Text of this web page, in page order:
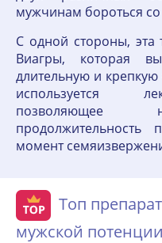
мужчинам бороться
С одной стороны, эта
Виагры, которая
длительную и
используется
позволяющее
продолжительность
момент
Топ
мужской потенции